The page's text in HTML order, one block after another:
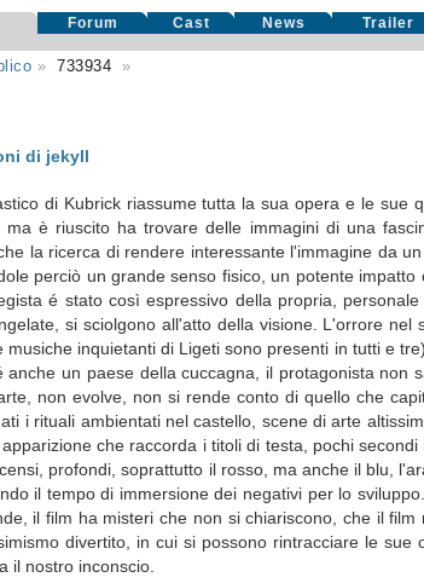
Forum Cast News Trailer
» 733934 »
di jekyll
di Kubrick riassume tutta la sua opera e le sue
è riuscito ha trovare delle immagini di una
la ricerca di rendere interessante l'immagine da
perciò un grande senso fisico, un potente
é stato così espressivo della propria,
si sciolgono all'atto della visione. L'orrore nel
inquietanti di Ligeti sono presenti in tutti e
un paese della cuccagna, il protagonista
non evolve, non si rende conto di quello che
i rituali ambientati nel castello, scene di arte
che raccorda i titoli di testa, pochi
profondi, soprattutto il rosso, ma anche il blu,
il tempo di immersione dei negativi per lo
il film ha misteri che non si chiariscono, che il
divertito, in cui si possono rintracciare le sue
il nostro inconscio.